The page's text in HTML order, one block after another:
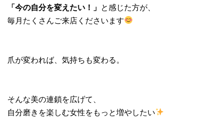
「今の自分を変えたい！」 と感じた方が、
毎月たくさんご来店くださいます
爪が変われば、気持ちも変わる。
そんな美の連鎖を広げて、
自分磨きを楽しむ女性をもっと増やしたい